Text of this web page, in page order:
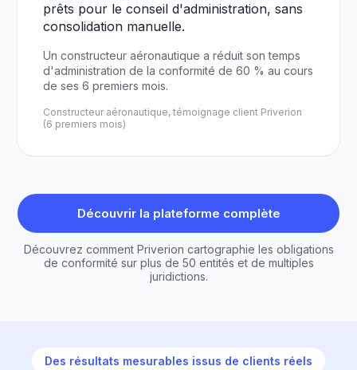
prêts pour le conseil d'administration, sans
consolidation manuelle.
Un constructeur aéronautique a réduit son temps
d'administration de la conformité de 60 % au cours
de ses 6 premiers mois.
Constructeur aéronautique, témoignage client Priverion
(6 premiers mois)
Découvrir la plateforme complète
Découvrez comment Priverion cartographie les obligations
de conformité sur plus de 50 entités et de multiples
juridictions.
Des résultats mesurables issus de clients réels